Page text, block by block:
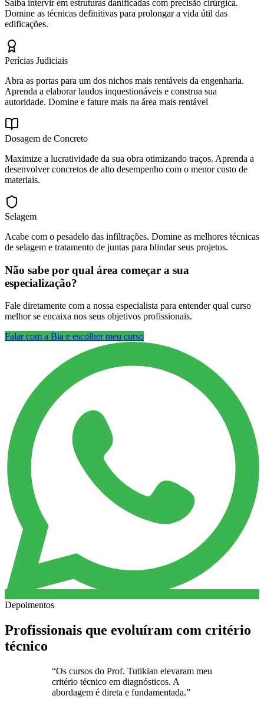
Saiba intervir em estruturas danificadas com precisão cirúrgica.
Domine as técnicas definitivas para prolongar a vida útil das
edificações.
Perícias Judiciais
Abra as portas para um dos nichos mais rentáveis da engenharia.
Aprenda a elaborar laudos inquestionáveis e construa sua
autoridade. Domine e fature mais na área mais rentável
Dosagem de Concreto
Maximize a lucratividade da sua obra otimizando traços. Aprenda a
desenvolver concretos de alto desempenho com o menor custo de
materiais.
Selagem
Acabe com o pesadelo das infiltrações. Domine as melhores técnicas
de selagem e tratamento de juntas para blindar seus projetos.
Não sabe por qual área começar a sua
especialização?
Fale diretamente com a nossa especialista para entender qual curso
melhor se encaixa nos seus objetivos profissionais.
Falar com a Bia e escolher meu curso
Depoimentos
Profissionais que evoluíram com critério
técnico
“Os cursos do Prof. Tutikian elevaram meu
critério técnico em diagnósticos. A
abordagem é direta e fundamentada.”